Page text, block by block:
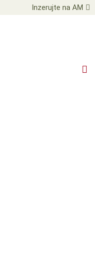
Inzerujte na AM